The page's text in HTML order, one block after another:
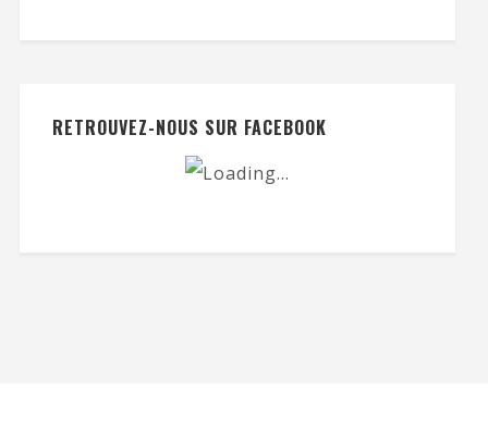
RETROUVEZ-NOUS SUR FACEBOOK